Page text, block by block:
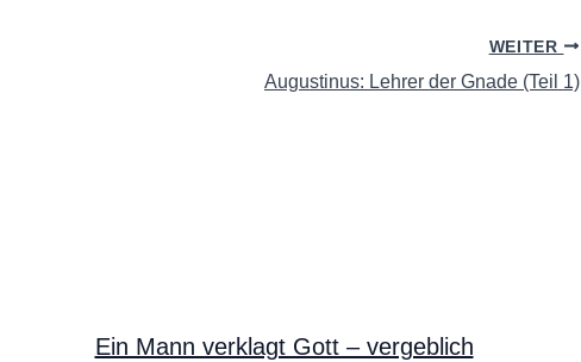
WEITER
Augustinus: Lehrer der Gnade (Teil 1)
Ein Mann verklagt Gott – vergeblich